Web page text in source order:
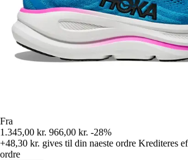
Fra
1.345,00 kr. 966,00 kr. -28%
+48,30 kr. gives til din naeste ordre Krediteres
ordre